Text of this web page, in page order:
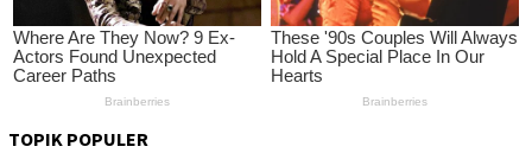
TOPIK POPULER